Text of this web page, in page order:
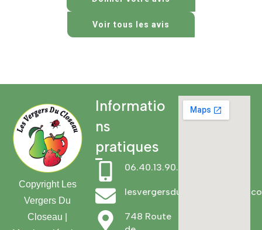
Voir tous les avis
Copyright Les
Vergers Du
Closeau |
Informatio
ns
pratiques
06.40.13.90.73
748 Route